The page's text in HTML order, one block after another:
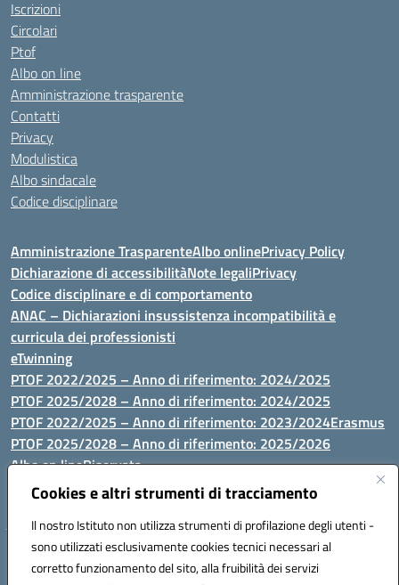
Cookies e altri strumenti di tracciamento
Il nostro Istituto non utilizza strumenti di profilazione degli utenti -
sono utilizzati esclusivamente cookies tecnici necessari al
corretto funzionamento del sito, alla fruibilità dei servizi
Iscrizioni
Circolari
Ptof
Albo on line
Amministrazione trasparente
Contatti
Privacy
Modulistica
Albo sindacale
Codice disciplinare
Amministrazione TrasparenteAlbo onlinePrivacy Policy
Dichiarazione di accessibilitàNote legaliPrivacy
Codice disciplinare e di comportamento
ANAC – Dichiarazioni insussistenza incompatibilità e
curricula dei professionisti
eTwinning
PTOF 2022/2025 – Anno di riferimento: 2024/2025
PTOF 2025/2028 – Anno di riferimento: 2024/2025
PTOF 2022/2025 – Anno di riferimento: 2023/2024Erasmus
PTOF 2025/2028 – Anno di riferimento: 2025/2026
Albo on lineRiservata
P.N. Dotazione di attrezzature per le palestre
Via Luna e Sole, 44 07100, Sassari - Tel 079293287 - Fax 0793764116
- Mail: ssvc010009@istruzione.it - PEC: ssvc010009@pec.istruzione.it